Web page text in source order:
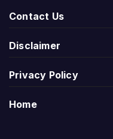
Contact Us
Disclaimer
Privacy Policy
Home